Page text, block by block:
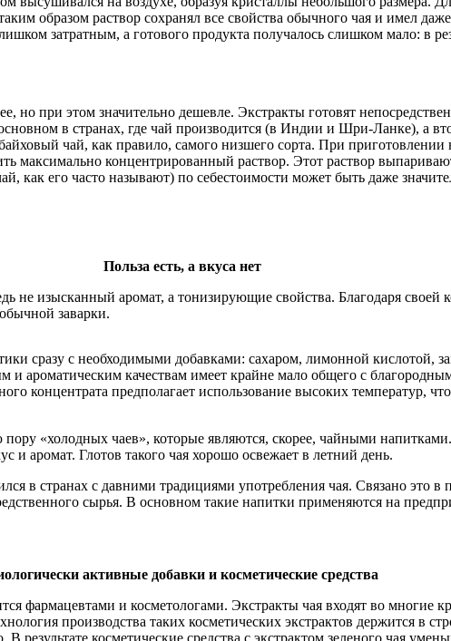
образом раствор сохранял все свойства обычного чая и имел
затратным, а готового продукта получалось слишком мало: в
но при этом значительно дешевле. Экстракты готовят
в странах, где чай производится (в Индии и Шри-Ланке), а
байховый чай, как правило, самого низшего сорта. При
максимально концентрированный раствор. Этот раствор
как его часто называют) по себестоимости может быть даже
Польза есть, а вкуса нет
не изысканный аромат, а тонизирующие свойства. Благодаря своей
заварки.
сразу с необходимыми добавками: сахаром, лимонной кислотой,
ароматическим качествам имеет крайне мало общего с
концентрата предполагает использование высоких температур,
«холодных чаев», которые являются, скорее, чайными
аромат. Глотов такого чая хорошо освежает в летний день.
в странах с давними традициями употребления чая. Связано это в
сырья. В основном такие напитки применяются на
активные добавки и косметические средства
фармацевтами и косметологами. Экстракты чая входят во многие
производства таких косметических экстрактов держится в
В результате косметические средства с экстрактом зеленого чая